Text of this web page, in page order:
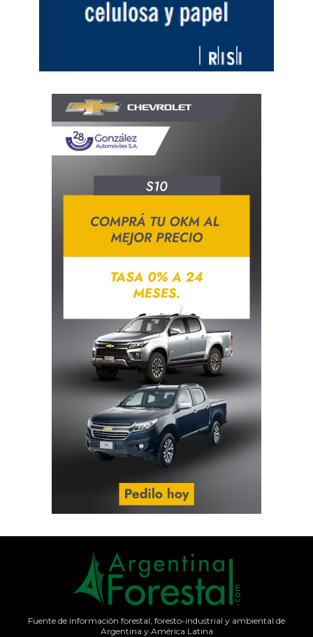
Fuente de información forestal, foresto-industrial y ambiental de
Argentina y América Latina